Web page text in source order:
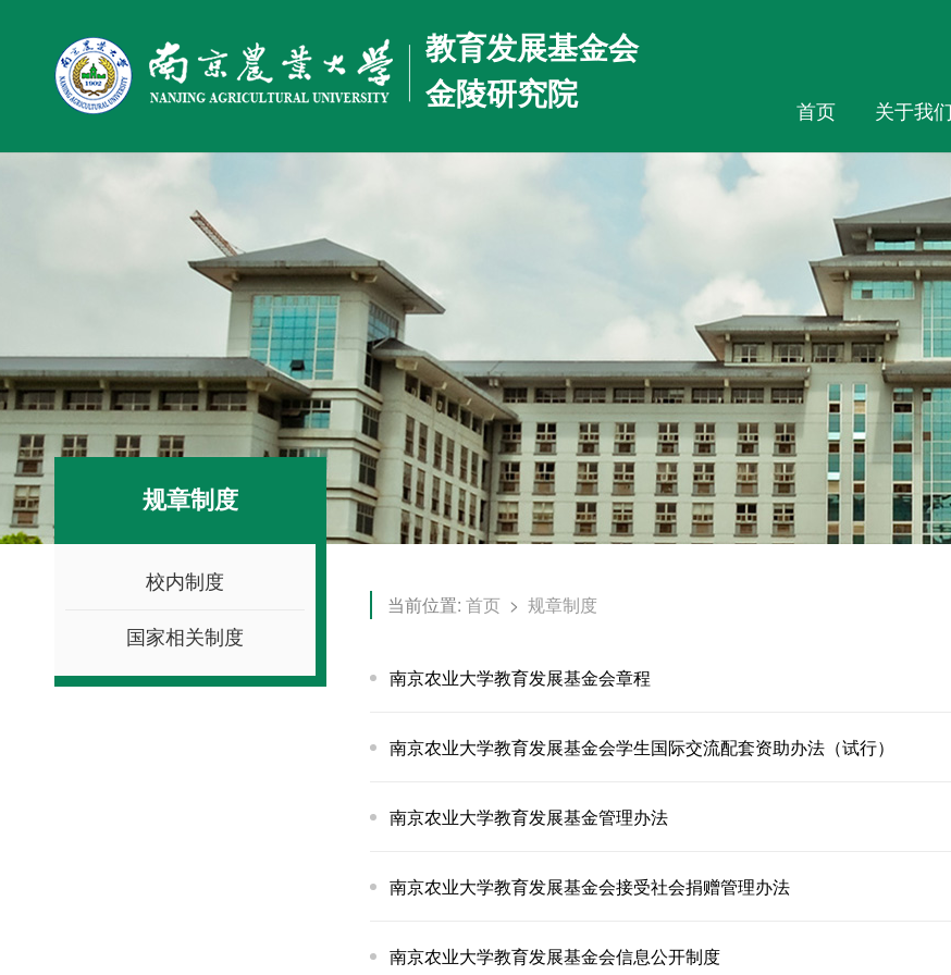
教育发展基金会
金陵研究院
首页 关于我们
规章制度
校内制度
国家相关制度
当前位置: 首页 > 规章制度
南京农业大学教育发展基金会章程
南京农业大学教育发展基金会学生国际交流配套资助办法（试行）
南京农业大学教育发展基金管理办法
南京农业大学教育发展基金会接受社会捐赠管理办法
南京农业大学教育发展基金会信息公开制度